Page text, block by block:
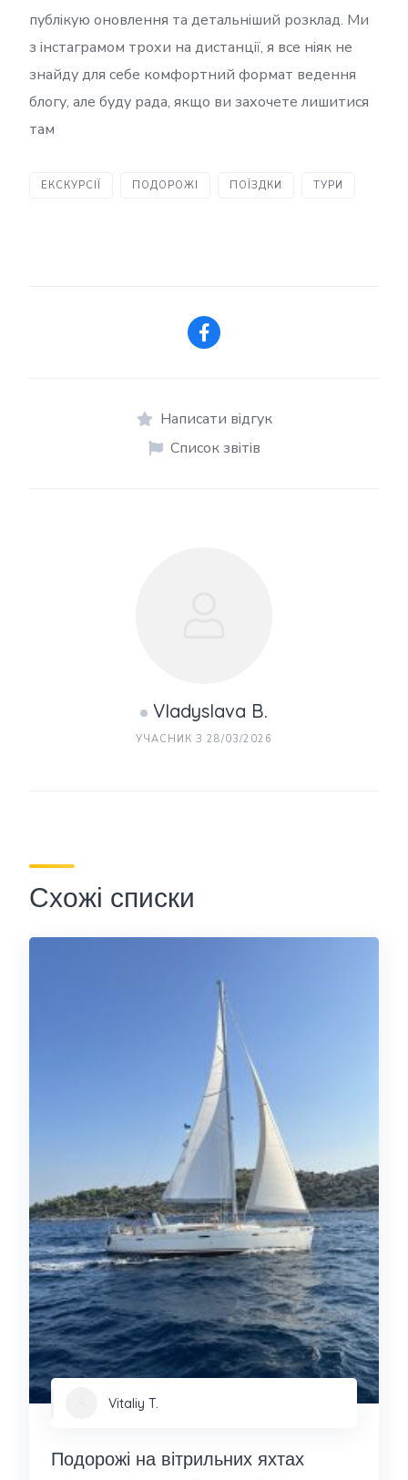
публікую оновлення та детальніший розклад. Ми
з інстаграмом трохи на дистанції, я все ніяк не
знайду для себе комфортний формат ведення
блогу, але буду рада, якщо ви захочете лишитися
там
ЕКСКУРСІЇ ПОДОРОЖІ ПОЇЗДКИ ТУРИ
Написати відгук
Список звітів
Vladyslava B.
УЧАСНИК З 28/03/2026
Схожі списки
Vitaliy T.
Подорожі на вітрильних яхтах